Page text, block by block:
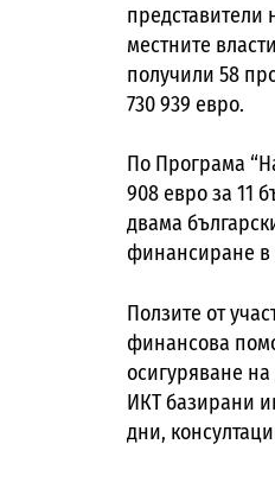
представители
местните
получили 58
730 939 евро.
По Програма
908 евро за 11
двама
финансиране в
Ползите от
финансова
осигуряване
ИКТ базирани
дни,